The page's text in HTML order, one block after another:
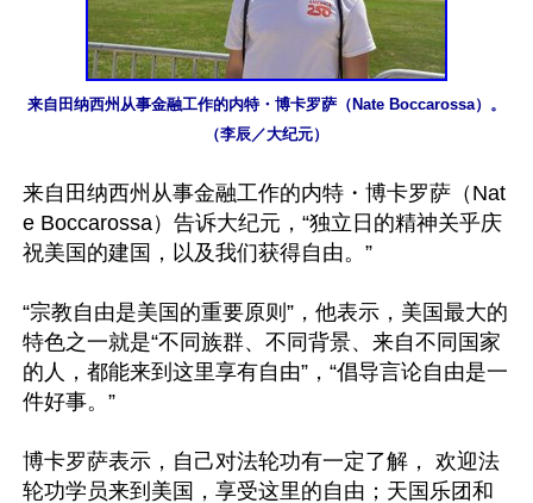
来自田纳西州从事金融工作的内特・博卡罗萨（Nate Boccarossa）。
（李辰／大纪元）
来自田纳西州从事金融工作的内特・博卡罗萨（Nat
e Boccarossa）告诉大纪元，“独立日的精神关乎庆
祝美国的建国，以及我们获得自由。”
“宗教自由是美国的重要原则”，他表示，美国最大的
特色之一就是“不同族群、不同背景、来自不同国家
的人，都能来到这里享有自由”，“倡导言论自由是一
件好事。”
博卡罗萨表示，自己对法轮功有一定了解， 欢迎法
轮功学员来到美国，享受这里的自由；天国乐团和